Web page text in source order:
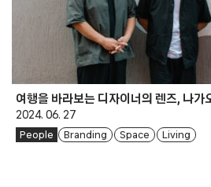
여행을 바라보는 디자이너의 렌즈, 나
2024. 06. 27
People Branding Space Living